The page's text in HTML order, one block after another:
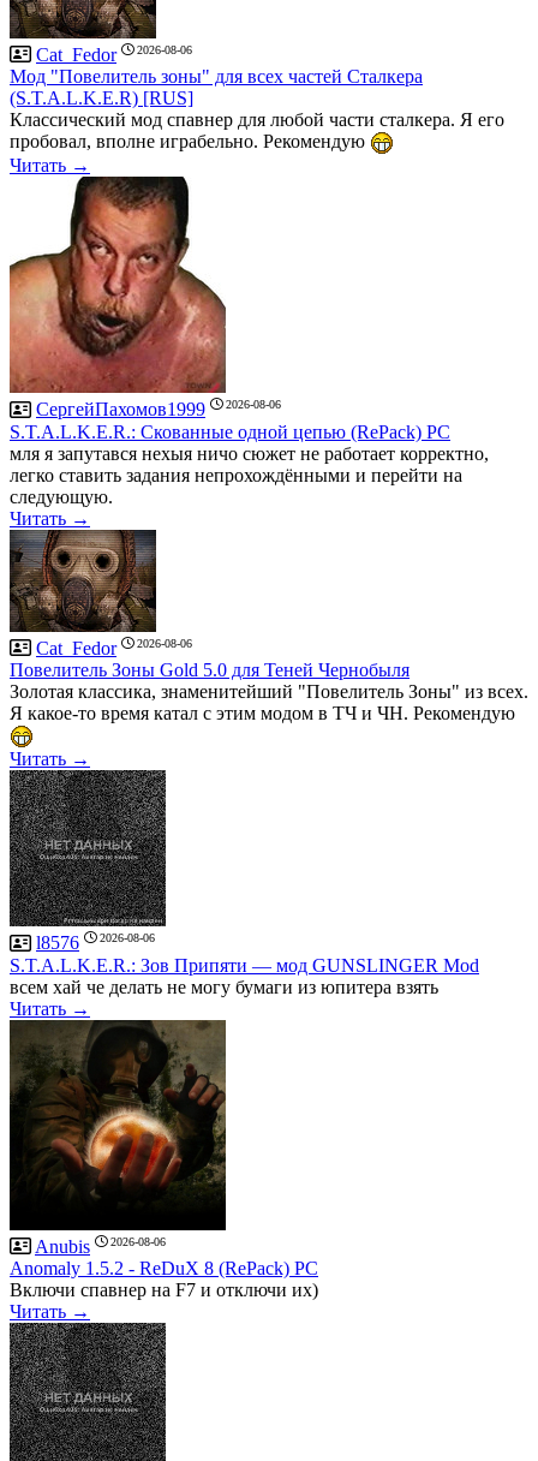
Cat_Fedor 2026-08-06
Мод "Повелитель зоны" для всех частей Сталкера
(S.T.A.L.K.E.R) [RUS]
Классический мод спавнер для любой части сталкера. Я его
пробовал, вполне играбельно. Рекомендую
Читать →
СергейПахомов1999 2026-08-06
S.T.A.L.K.E.R.: Скованные одной цепью (RePack) PC
мля я запутався нехыя ничо сюжет не работает корректно,
легко ставить задания непрохождёнными и перейти на
следующую.
Читать →
Cat_Fedor 2026-08-06
Повелитель Зоны Gold 5.0 для Теней Чернобыля
Золотая классика, знаменитейший "Повелитель Зоны" из всех.
Я какое-то время катал с этим модом в ТЧ и ЧН. Рекомендую
Читать →
l8576 2026-08-06
S.T.A.L.K.E.R.: Зов Припяти — мод GUNSLINGER Mod
всем хай че делать не могу бумаги из юпитера взять
Читать →
Anubis 2026-08-06
Anomaly 1.5.2 - ReDuX 8 (RePack) PC
Включи спавнер на F7 и отключи их)
Читать →